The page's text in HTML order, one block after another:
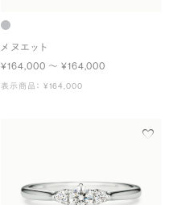
メヌエット
¥164,000 〜 ¥164,000
表示商品： ¥164,000